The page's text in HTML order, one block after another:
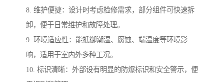
8. 维护便捷：设计时考虑检修需求，部分组件可快速拆
卸，便于日常维护和故障处理。
9. 环境适应性：能抵御潮湿、腐蚀、端温度等环境影
响，适用于室内外多种工况。
10. 标识清晰：外部设有明显的防爆标识和安全警示，便